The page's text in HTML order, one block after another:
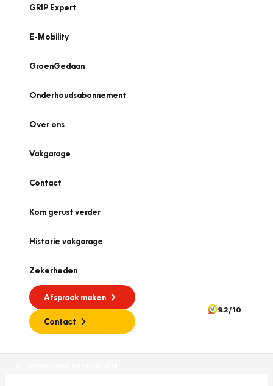
GRIP Expert
E-Mobility
GroenGedaan
Onderhoudsabonnement
Over ons
Vakgarage
Contact
Kom gerust verder
Historie vakgarage
Zekerheden
Afspraak maken
Contact
9.2/10